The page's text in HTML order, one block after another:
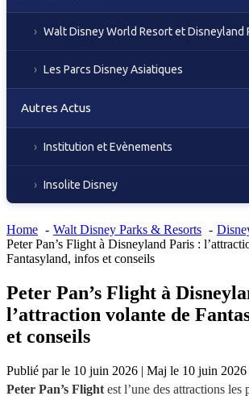
Walt Disney World Resort et Disneyland
Les Parcs Disney Asiatiques
Autres Actus
Institution et Evènements
Insolite Disney
Home Walt Disney Parks & Resorts
Peter Pan’s Flight à Disneyland Paris :
Fantasyland, infos et conseils
Peter Pan’s Flight à
l’attraction volante de
et conseils
Publié parle 10 juin 2026 | Maj le 10 juin 2026
Peter Pan’s Flight est l’une des attractions les